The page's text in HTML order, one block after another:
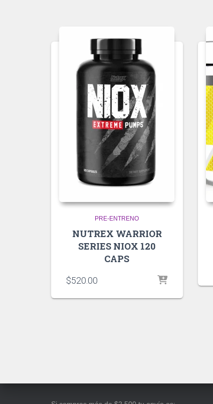
PRE-ENTRENO
NUTREX WARRIOR
SERIES NIOX 120
CAPS
$520.00